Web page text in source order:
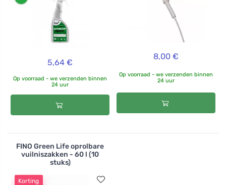
5,64 €
Op voorraad - we verzenden binnen
24 uur
8,00 €
Op voorraad - we verzenden binnen
24 uur
FINO Green Life oprolbare
vuilniszakken - 60 l (10
stuks)
Korting